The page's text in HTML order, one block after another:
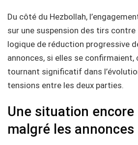
Du côté du Hezbollah,
sur une suspension des tirs contre
logique de réduction progressive
annonces, si elles se
tournant significatif dans
tensions entre les deux parties.
Une situation
malgré les annonces